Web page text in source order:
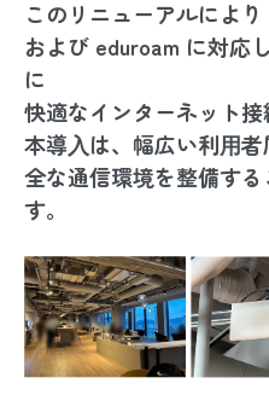
このリニューアルによ
および eduroam に対応
に
快適なインターネット接
本導⼊は、幅広い利⽤
全な通信環境を整備す
す。